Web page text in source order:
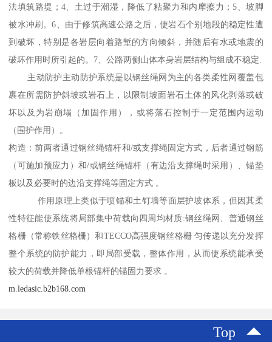
法填筑路堤；4、土过于潮湿，降低了粘聚力和内摩擦力；5、坡脚
被水冲刷。6、由于修筑高速公路之后，使岩石个别地段的稳定性遭
到破坏，特别是各岩层向着路堑的方向倾斜，并随后有水或地震的
破坏作用时所引起的。7、公路两侧山体本身岩层结构与组成不稳定.
主动防护主动防护系统是以钢丝绳网为主的各类柔性网覆盖包
裹在所需防护斜坡或岩石上，以限制坡面岩石土体的风化剥落或破
坏以及为岩崩塌（加固作用），或将落石控制于一定范围内运动
（围护作用）。
构造：前两者通过钢丝绳锚杆和/或支撑绳固定方式，后者通过钢筋
（可施加预应力）和/或钢丝绳锚杆（有边沿支撑绳时采用）、锚垫
板以及必要时的边沿支撑绳等固定方式 。
作用原理上类似于喷锚和土钉墙等面层护坡体系，但因其柔
性特征能使系统将局部集中荷载向四周均材质:钢丝绳网、普通钢丝
格栅（常称铁丝格栅）和TECCO高强度钢丝格栅 匀传递以充分发挥
整个系统的防护能力，即局部受载，整体作用，从而使系统能承受
较大的荷载并降低单根锚杆的锚固力要求 。
m.ledasic.b2b168.com
Top